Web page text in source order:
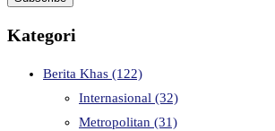
Kategori
Berita Khas (122)
Internasional (32)
Metropolitan (31)